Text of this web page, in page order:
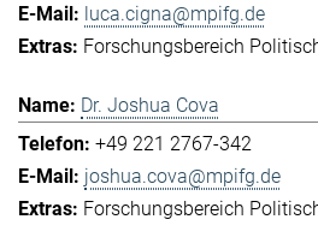
luca.cigna@mpifg.de
Forschungsbereich
Dr. Joshua Cova
+49 221 2767-342
joshua.cova@mpifg.de
Forschungsbereich